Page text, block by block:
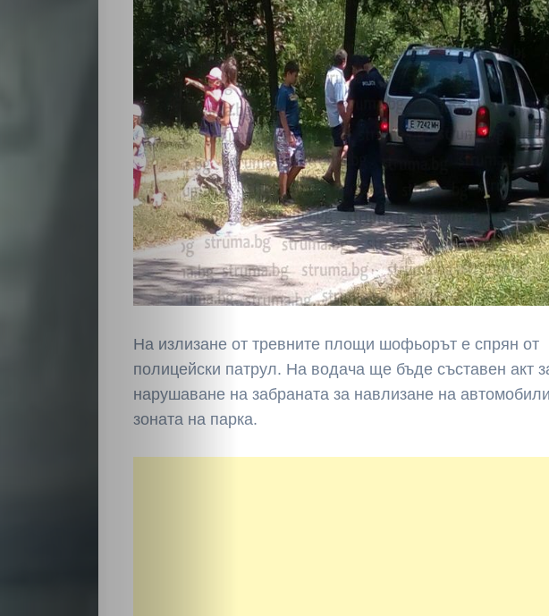
На излизане от тревните площи шофьорът е спрян от
полицейски патрул. На водача ще бъде съставен акт
нарушаване на забраната за навлизане на
зоната на парка.